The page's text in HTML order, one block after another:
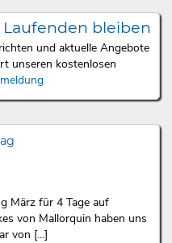
bleiben
und aktuelle Angebote
unseren kostenlosen
März für 4 Tage auf
von Mallorquin haben uns
von [...]